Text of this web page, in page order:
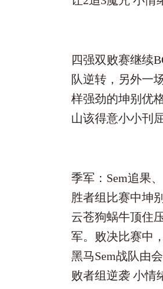
四强双败赛继续
队逆转，另外一
样强劲的坤别优
山该得意小小刊
季军：Sem追果
胜者组比赛中坤
云苍狗蜗牛顶住
军。败决比赛中
黑马Sem战队由
败者组逆袭 小情